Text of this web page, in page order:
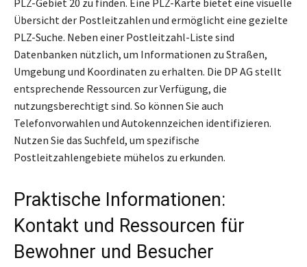
Übersicht der Postleitzahlen und ermöglicht eine gezielte
PLZ-Suche. Neben einer Postleitzahl-Liste sind
Datenbanken nützlich, um Informationen zu Straßen,
Umgebung und Koordinaten zu erhalten. Die DP AG stellt
entsprechende Ressourcen zur Verfügung, die
nutzungsberechtigt sind. So können Sie auch
Telefonvorwahlen und Autokennzeichen identifizieren.
Nutzen Sie das Suchfeld, um spezifische
Postleitzahlengebiete mühelos zu erkunden.
Praktische Informationen:
Kontakt und Ressourcen für
Bewohner und Besucher